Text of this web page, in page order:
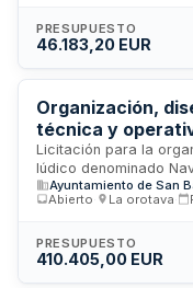
comprensión e
comunicación
PRESUPUESTO
46.183,20 EUR
Organización,
técnica y
Navidades del
Licitación para la
lúdico denominado
dinamización, diseño
infraestructuras
El contratista será
ejecución técnica,
Ayuntamiento de San
Abierto
La orotava
PRESUPUESTO
410.405,00 EUR